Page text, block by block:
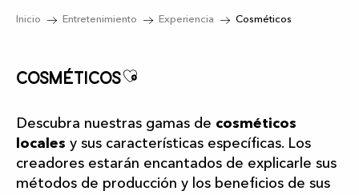
Inicio Entretenimiento Experiencia Cosméticos
CosméticosAjouter aux favoris
Descubra nuestras gamas de cosméticos
locales y sus características específicas. Los
creadores estarán encantados de explicarle sus
métodos de producción y los beneficios de sus